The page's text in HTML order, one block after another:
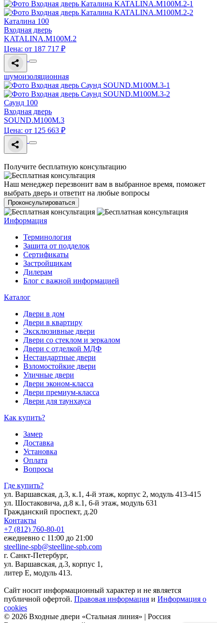
Каталина 100
Входная дверь
KATALINA.M100M.2
Цена: от 187 717 ₽
шумоизоляционная
Саунд 100
Входная дверь
SOUND.M100M.3
Цена: от 125 663 ₽
Получите бесплатную консультацию
Наш менеджер перезвонит вам в выбранное время, поможет
выбрать дверь и ответит на любые вопросы
Проконсультироваться
Информация
Терминология
Зашита от подделок
Сертификаты
Застройщикам
Дилерам
Блог с важной информацией
Каталог
Двери в дом
Двери в квартиру
Эксклюзивные двери
Двери со стеклом и зеркалом
Двери с отделкой МДФ
Нестандартные двери
Взломостойкие двери
Уличные двери
Двери эконом-класса
Двери премиум-класса
Двери для таунхауса
Как купить?
Замер
Доставка
Установка
Оплата
Вопросы
Где купить?
ул. Варшавская, д.3, к.1, 4-й этаж, корпус 2, модуль 413-415
ул. Шостаковича, д.8 к.1, 6-й этаж, модуль 631
Гражданский проспект, д.20
Контакты
+7 (812) 760-80-01
ежедневно с 11:00 до 21:00
steelline-spb@steelline-spb.com
г. Санкт-Петербург,
ул. Варшавская, д.3, корпус 1,
литер Е, модуль 413.
Сайт носит информационный характер и не является
публичной офертой. Правовая информация и Информация о
cookies
© 2026 Входные двери «Стальная линия» | Россия